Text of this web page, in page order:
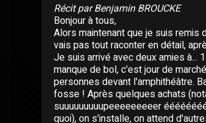
Récit par Benjamin BROUCKE
Bonjour à tous,
Alors maintenant que je suis remis
vais pas tout raconter en détail,
Je suis arrivé avec deux amies à...
manque de bol, c'est jour de
personnes devant l'amphithéâtre.
fosse ! Après quelques achats
suuuuuuuuupeeeeeeeeer
quoi), on s'installe, on attend